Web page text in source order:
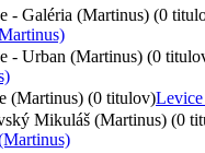
- Galéria (Martinus) (0
- Urban (Martinus) (0
(Martinus) (0 titulov)
Mikuláš (Martinus) (0